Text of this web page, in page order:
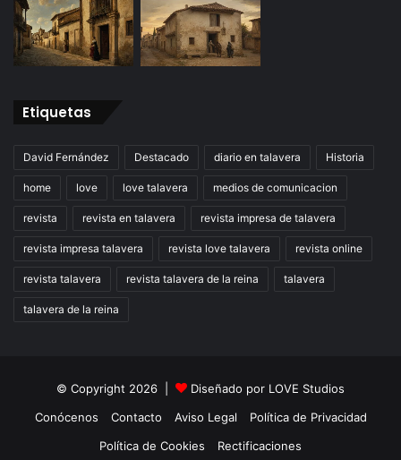
Etiquetas
David Fernández Destacado diario en talavera Historia
home love love talavera medios de comunicacion
revista revista en talavera revista impresa de talavera
revista impresa talavera revista love talavera revista online
revista talavera revista talavera de la reina talavera
talavera de la reina
© Copyright 2026 | Diseñado por LOVE Studios
Conócenos
Contacto Aviso Legal
Política de Privacidad
Política de Cookies
Rectificaciones